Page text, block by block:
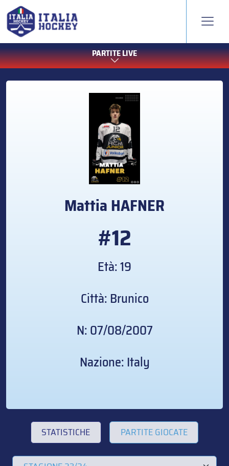
PARTITE LIVE
MattiaHAFNER
#12
Età: 19
Città: Brunico
N: 07/08/2007
Nazione: Italy
STATISTICHE PARTITE GIOCATE